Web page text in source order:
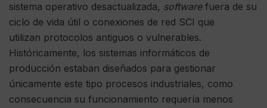
sistema operativo desactualizada, softwarefuera de su
ciclo de vida útil o conexiones de red SCI que
utilizan protocolos antiguos o vulnerables.
Históricamente, los sistemas informáticos de
producción estaban diseñados para gestionar
únicamente este tipo procesos industriales, como
consecuencia su funcionamiento requería menos